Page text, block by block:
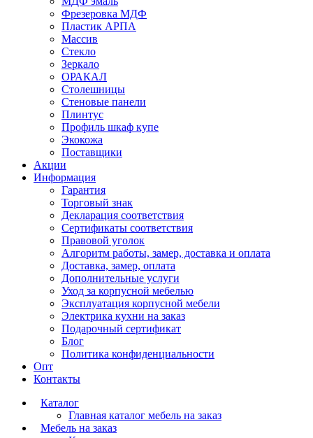
Фрезеровка МДФ
Пластик АРПА
Массив
Стекло
Зеркало
ОРАКАЛ
Столешницы
Стеновые панели
Плинтус
Профиль шкаф купе
Экокожа
Поставщики
Акции
Информация
Гарантия
Торговый знак
Декларация соответствия
Сертификаты соответствия
Правовой уголок
Алгоритм работы, замер, доставка и оплата
Доставка, замер, оплата
Дополнительные услуги
Уход за корпусной мебелью
Эксплуатация корпусной мебели
Электрика кухни на заказ
Подарочный сертификат
Блог
Политика конфиденциальности
Опт
Контакты
Каталог
Главная каталог мебель на заказ
Мебель на заказ